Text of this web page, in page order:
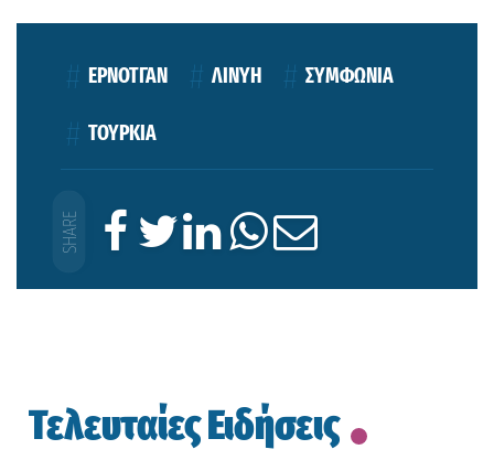
ΕΡΝΟΤΓΑΝ ΛΙΝΥΗ ΣΥΜΦΩΝΙΑ
ΤΟΥΡΚΙΑ
Τελευταίες Ειδήσεις